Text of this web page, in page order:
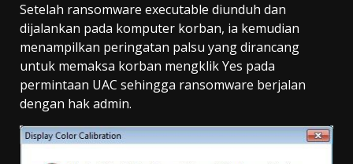
Setelah ransomware executable diunduh dan
dijalankan pada komputer korban, ia kemudian
menampilkan peringatan palsu yang dirancang
untuk memaksa korban mengklik Yes pada
permintaan UAC sehingga ransomware berjalan
dengan hak admin.